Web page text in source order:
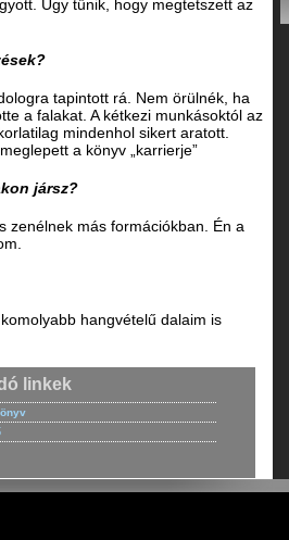
Úgy tűnik, hogy megtetszett az
tapintott rá. Nem örülnék, ha
a falakat. A kétkezi munkásoktól az
mindenhol sikert aratott.
a könyv „karrierje”
jársz?
zenélnek más formációkban. Én a
hangvételű dalaim is
linkek